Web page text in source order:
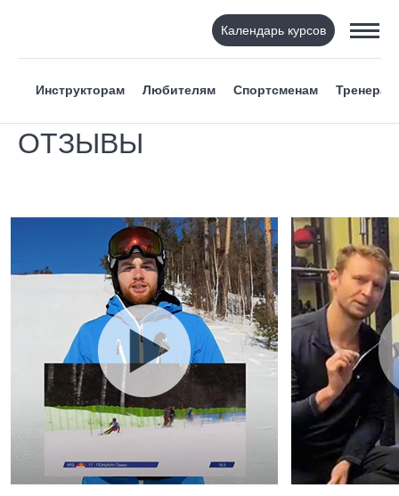
Календарь курсов
Инструкторам Любителям Спортсменам Тренерам
ОТЗЫВЫ